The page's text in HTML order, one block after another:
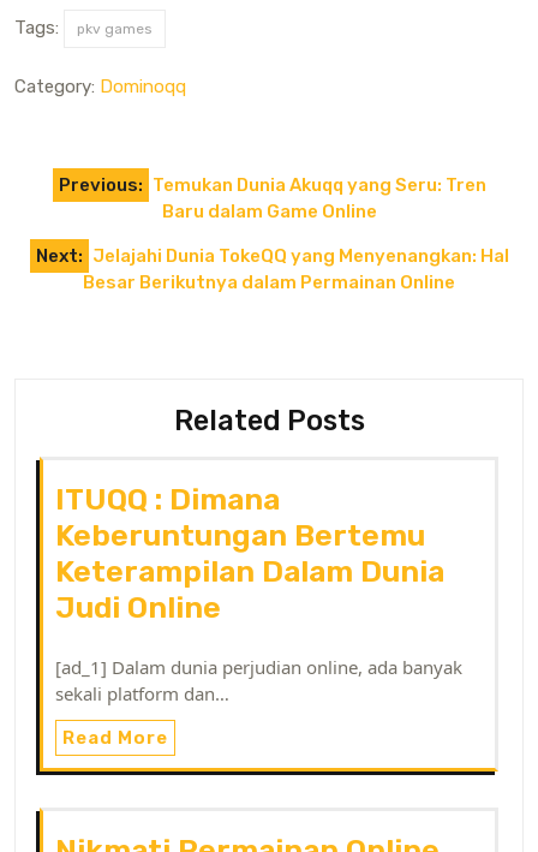
Tags: pkv games
Category: Dominoqq
Post
navigation
Previous: Temukan Dunia Akuqq ​​yang Seru: Tren
Baru dalam Game Online
Next: Jelajahi Dunia TokeQQ yang Menyenangkan: Hal
Besar Berikutnya dalam Permainan Online
Related Posts
ITUQQ : Dimana
Keberuntungan Bertemu
Keterampilan Dalam Dunia
Judi Online
[ad_1] Dalam dunia perjudian online, ada banyak
sekali platform dan…
Read More